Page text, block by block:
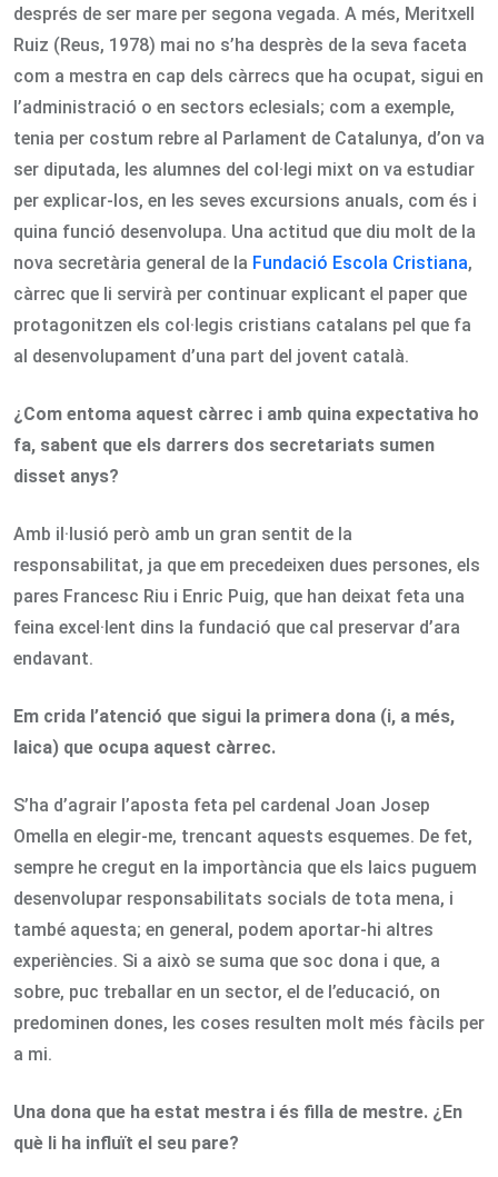
després de ser mare per segona vegada. A més, Meritxell
Ruiz (Reus, 1978) mai no s’ha desprès de la seva faceta
com a mestra en cap dels càrrecs que ha ocupat, sigui en
l’administració o en sectors eclesials; com a exemple,
tenia per costum rebre al Parlament de Catalunya, d’on va
ser diputada, les alumnes del col·legi mixt on va estudiar
per explicar-los, en les seves excursions anuals, com és i
quina funció desenvolupa. Una actitud que diu molt de la
nova secretària general de la Fundació Escola Cristiana,
càrrec que li servirà per continuar explicant el paper que
protagonitzen els col·legis cristians catalans pel que fa
al desenvolupament d’una part del jovent català.
¿Com entoma aquest càrrec i amb quina expectativa ho
fa, sabent que els darrers dos secretariats sumen
disset anys?
Amb il·lusió però amb un gran sentit de la
responsabilitat, ja que em precedeixen dues persones, els
pares Francesc Riu i Enric Puig, que han deixat feta una
feina excel·lent dins la fundació que cal preservar d’ara
endavant.
Em crida l’atenció que sigui la primera dona (i, a més,
laica) que ocupa aquest càrrec.
S’ha d’agrair l’aposta feta pel cardenal Joan Josep
Omella en elegir-me, trencant aquests esquemes. De fet,
sempre he cregut en la importància que els laics puguem
desenvolupar responsabilitats socials de tota mena, i
també aquesta; en general, podem aportar-hi altres
experiències. Si a això se suma que soc dona i que, a
sobre, puc treballar en un sector, el de l’educació, on
predominen dones, les coses resulten molt més fàcils per
a mi.
Una dona que ha estat mestra i és filla de mestre. ¿En
què li ha influït el seu pare?